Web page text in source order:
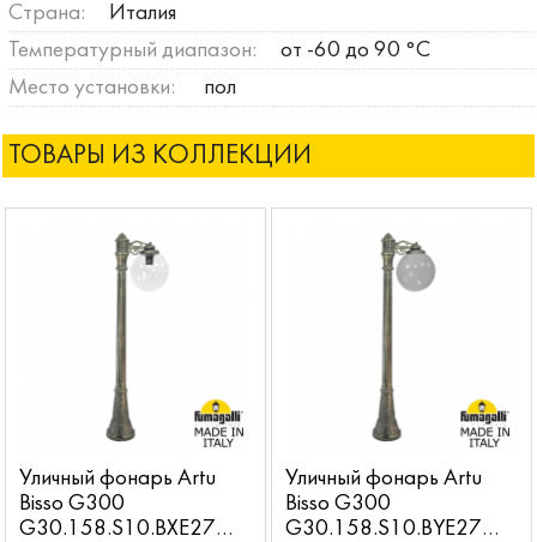
Страна:
Италия
Температурный диапазон:
от -60 до 90 °C
Место установки:
пол
ТОВАРЫ ИЗ КОЛЛЕКЦИИ
Уличный фонарь Artu
Bisso G300
G30.158.S10.BXE27
Уличный фонарь Artu
Bisso G300
G30.158.S10.BYE27